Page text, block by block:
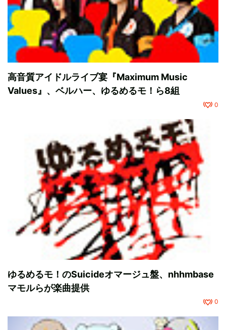
高音質アイドルライブ宴『Maximum Music
Values』、ベルハー、ゆるめるモ！ら8組
0
ゆるめるモ！のSuicideオマージュ盤、nhhmbase
マモルらが楽曲提供
0